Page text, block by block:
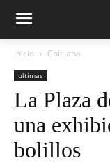
Inicio Chiclana
ultimas
La Plaza
una
bolillos